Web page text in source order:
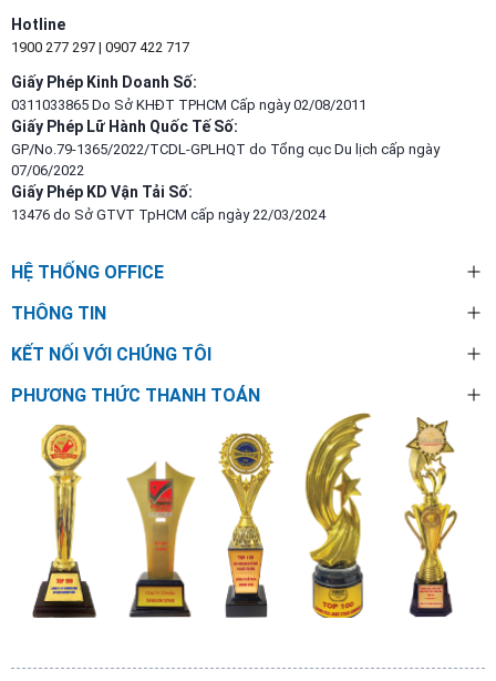
Hotline
1900 277 297 | 0907 422 717
Giấy Phép Kinh Doanh Số:
0311033865 Do Sở KHĐT TPHCM Cấp ngày 02/08/2011
Giấy Phép Lữ Hành Quốc Tế Số:
GP/No.79-1365/2022/TCDL-GPLHQT do Tổng cục Du lịch cấp ngày
07/06/2022
Giấy Phép KD Vận Tải Số:
13476 do Sở GTVT TpHCM cấp ngày 22/03/2024
HỆ THỐNG OFFICE
THÔNG TIN
KẾT NỐI VỚI CHÚNG TÔI
PHƯƠNG THỨC THANH TOÁN